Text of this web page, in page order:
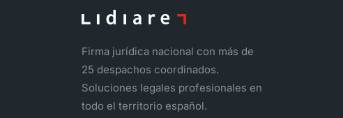
Firma jurídica nacional con más de
25 despachos coordinados.
Soluciones legales profesionales en
todo el territorio español.